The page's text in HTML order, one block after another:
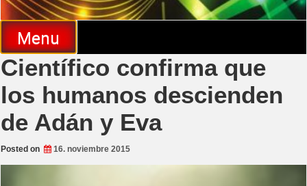
Menu
Científico confirma que
los humanos descienden
de Adán y Eva
Posted on 16. noviembre 2015